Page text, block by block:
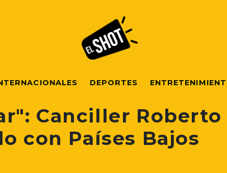
DEPORTES
Canciller Roberto
con Países Bajos